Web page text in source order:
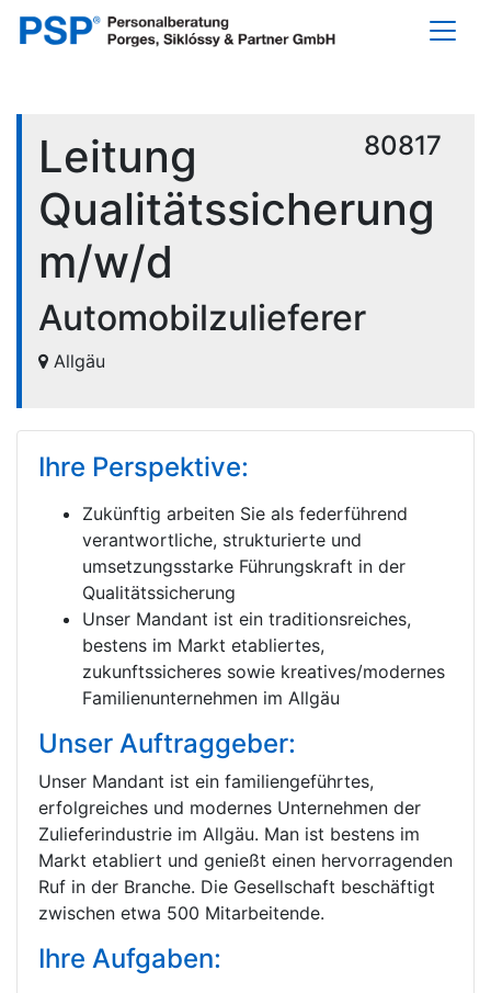
80817
Leitung
Qualitätssicherung
m/w/d
Automobilzulieferer
Allgäu
Ihre Perspektive:
Zukünftig arbeiten Sie als federführend
verantwortliche, strukturierte und
umsetzungsstarke Führungskraft in der
Qualitätssicherung
Unser Mandant ist ein traditionsreiches,
bestens im Markt etabliertes,
zukunftssicheres sowie kreatives/modernes
Familienunternehmen im Allgäu
Unser Auftraggeber:
Unser Mandant ist ein familiengeführtes,
erfolgreiches und modernes Unternehmen der
Zulieferindustrie im Allgäu. Man ist bestens im
Markt etabliert und genießt einen hervorragenden
Ruf in der Branche. Die Gesellschaft beschäftigt
zwischen etwa 500 Mitarbeitende.
Ihre Aufgaben: